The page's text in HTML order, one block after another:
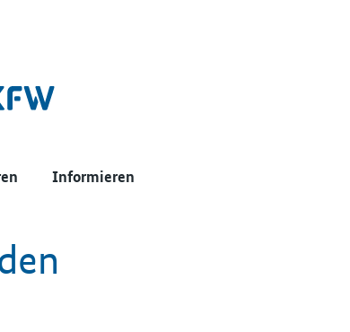
Informieren